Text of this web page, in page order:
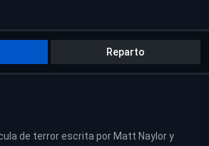
Reparto
de terror escrita por Matt Naylor y